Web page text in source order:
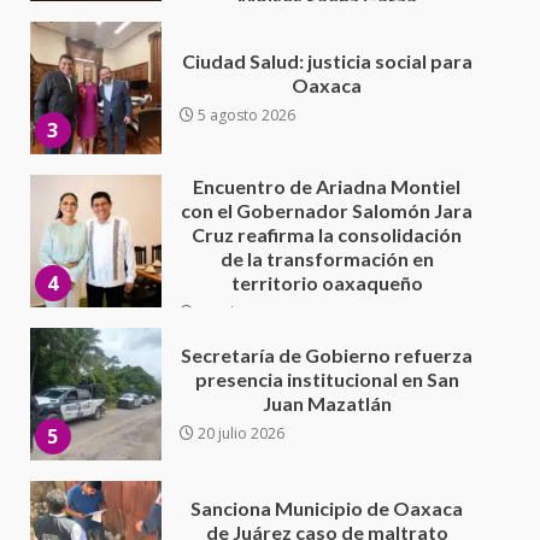
4
con el Gobernador Salomón Jara
Cruz reafirma la consolidación
de la transformación en
5
Secretaría de Gobierno refuerza
presencia institucional en San
Juan Mazatlán
20 julio 2026
6
Sanciona Municipio de Oaxaca
de Juárez caso de maltrato
animal tras denuncia ciudadana
16 julio 2026
California; FGR lo investiga por